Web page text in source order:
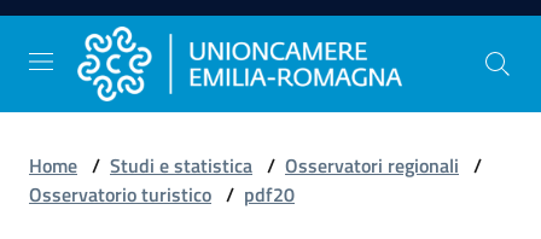
Vai al contenuto
Vai alla navigazione
Vai al footer
Comunicazione
Home / Studi e statistica / Osservatori regionali /
Osservatorio turistico / pdf20